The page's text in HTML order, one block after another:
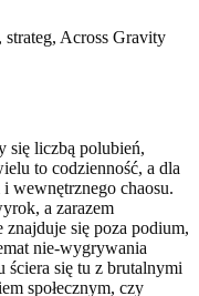
, strateg, Across Gravity
się liczbą polubień,
to codzienność, a dla
wewnętrznego chaosu.
a zarazem
się poza podium,
nie-wygrywania
ściera się tu z brutalnymi
społecznym, czy